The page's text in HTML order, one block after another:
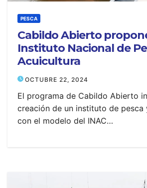
PESCA
Cabildo Abierto
Instituto Nacional de
Acuicultura
OCTUBRE 22, 2024
El programa de Cabildo Abierto
creación de un instituto de pesca
con el modelo del INAC…